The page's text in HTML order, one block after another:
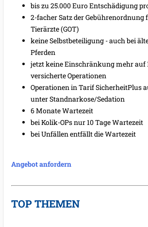
bis zu 25.000 Euro Entschädigung
2-facher Satz der Gebührenordnung
Tierärzte (GOT)
keine Selbstbeteiligung - auch bei
Pferden
jetzt keine Einschränkung mehr auf
versicherte Operationen
Operationen in Tarif SicherheitPlus
unter Standnarkose/Sedation
6 Monate Wartezeit
bei Kolik-OPs nur 10 Tage Wartezeit
bei Unfällen entfällt die Wartezeit
Angebot anfordern
TOP THEMEN